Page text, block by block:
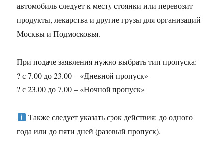
автомобиль следует к месту стоянки или перевозит
продукты, лекарства и другие грузы для организаций
Москвы и Подмосковья.
При подаче заявления нужно выбрать тип пропуска:
? с 7.00 до 23.00 – «Дневной пропуск»
? с 23.00 до 7.00 – «Ночной пропуск»
Также следует указать срок действия: до одного
года или до пяти дней (разовый пропуск).